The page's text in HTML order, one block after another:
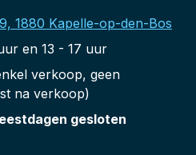
1880 Kapelle-op-den-Bos
en 13 - 17 uur
verkoop, geen
na verkoop)
gesloten